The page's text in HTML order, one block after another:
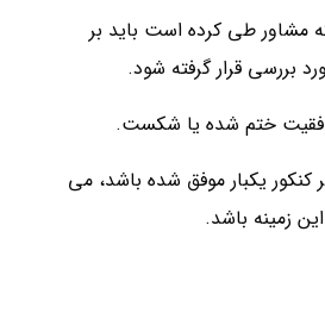
مشاور طی کرده است باید بر
بررسی قرار گرفته شود.
ختم شده یا شکست.
یکبار موفق شده باشد، می
زمینه باشد.